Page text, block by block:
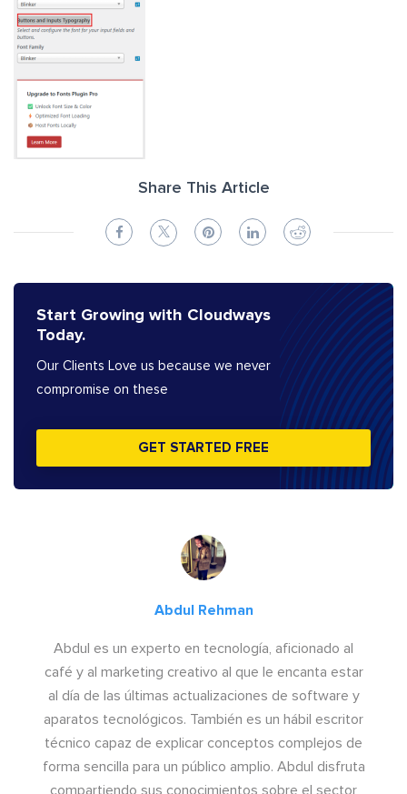
Share This Article
Start Growing with Cloudways
Today.
Our Clients Love us because we never
compromise on these
GET STARTED FREE
Abdul Rehman
Abdul es un experto en tecnología, aficionado al
café y al marketing creativo al que le encanta estar
al día de las últimas actualizaciones de software y
aparatos tecnológicos. También es un hábil escritor
técnico capaz de explicar conceptos complejos de
forma sencilla para un público amplio. Abdul disfruta
compartiendo sus conocimientos sobre el sector